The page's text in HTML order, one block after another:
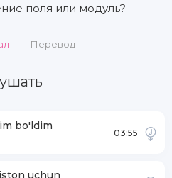
поля или модуль?
Перевод
bo'ldim
03:55
uchun